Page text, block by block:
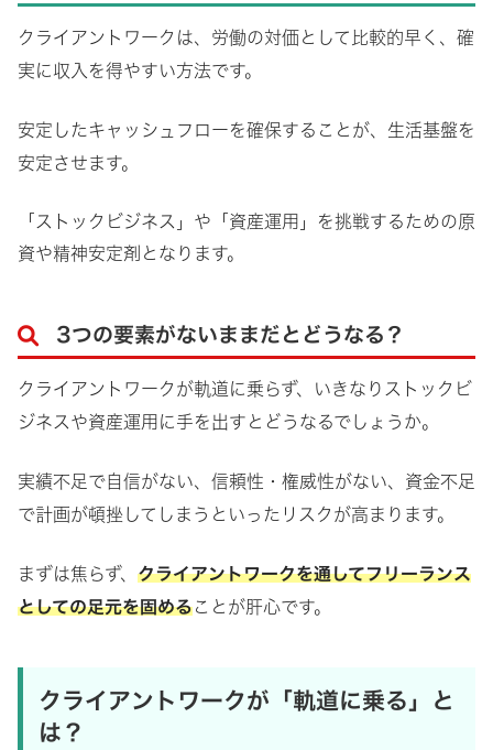
クライアントワークは、労働の対価として比較的早く、確
実に収入を得やすい方法です。
安定したキャッシュフローを確保することが、生活基盤を
安定させます。
「ストックビジネス」や「資産運用」を挑戦するための原
資や精神安定剤となります。
3つの要素がないままだとどうなる？
クライアントワークが軌道に乗らず、いきなりストックビ
ジネスや資産運用に手を出すとどうなるでしょうか。
実績不足で自信がない、信頼性・権威性がない、資金不足
で計画が頓挫してしまうといったリスクが高まります。
まずは焦らず、 クライアントワークを通してフリーランス
としての足元を固めることが肝心です。
クライアントワークが「軌道に乗る」と
は？